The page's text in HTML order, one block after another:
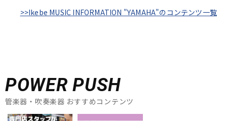
>>Ikebe MUSIC INFORMATION "YAMAHA"のコンテンツ一覧
POWER PUSH
管楽器・吹奏楽器 おすすめコンテンツ